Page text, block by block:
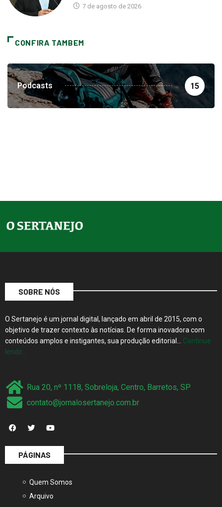
7 de agosto de 2026
CONFIRA TAMBEM
Podcasts 15
SOBRE NÓS
O Sertanejo é um jornal digital, lançado em abril de 2015, com o
objetivo de trazer contexto às notícias. De forma inovadora com
conteúdos amplos e instigantes, sua produção editorial… Continue
lendo…
Rua 20, nº 1118, Sobreloja, Centro, Barretos, SP
contato@jornalosertanejo.com.br
PÁGINAS
Quem Somos
Arquivo